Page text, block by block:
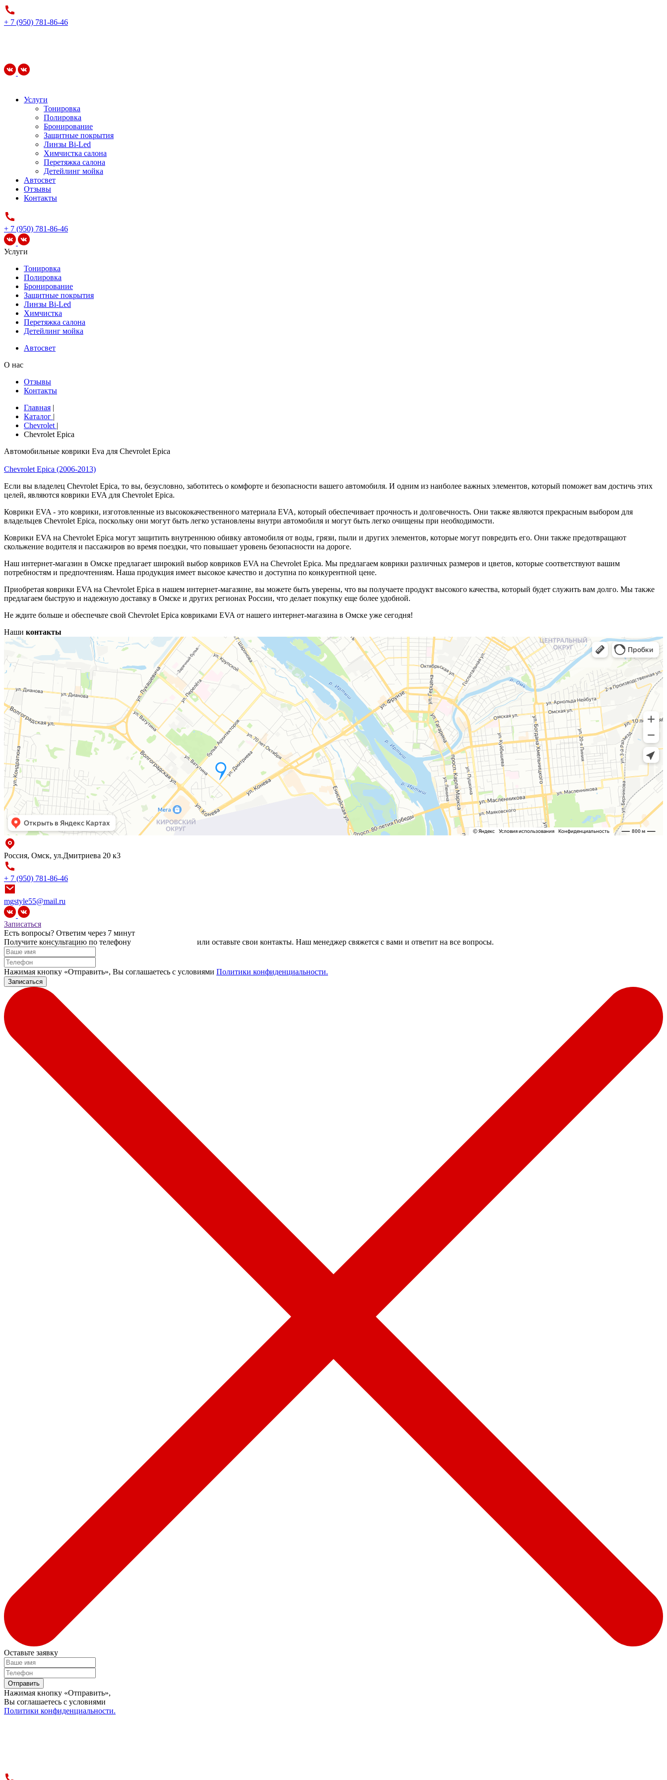
+ 7 (950) 781-86-46
Услуги
Тонировка
Полировка
Бронирование
Защитные покрытия
Линзы Bi-Led
Химчистка салона
Перетяжка салона
Детейлинг мойка
Автосвет
Отзывы
Контакты
+ 7 (950) 781-86-46
Услуги
Тонировка
Полировка
Бронирование
Защитные покрытия
Линзы Bi-Led
Химчистка
Перетяжка салона
Детейлинг мойка
Автосвет
О нас
Отзывы
Контакты
Главная |
Каталог |
Chevrolet |
Chevrolet Epica
Автомобильные коврики Eva для Chevrolet Epica
Chevrolet Epica (2006-2013)
Если вы владелец Chevrolet Epica, то вы, безусловно, заботитесь о комфорте и безопасности вашего автомобиля. И одним из наиболее важных элементов, который поможет вам достичь этих
целей, являются коврики EVA для Chevrolet Epica.
Коврики EVA - это коврики, изготовленные из высококачественного материала EVA, который обеспечивает прочность и долговечность. Они также являются прекрасным выбором для
владельцев Chevrolet Epica, поскольку они могут быть легко установлены внутри автомобиля и могут быть легко очищены при необходимости.
Коврики EVA на Chevrolet Epica могут защитить внутреннюю обивку автомобиля от воды, грязи, пыли и других элементов, которые могут повредить его. Они также предотвращают
скольжение водителя и пассажиров во время поездки, что повышает уровень безопасности на дороге.
Наш интернет-магазин в Омске предлагает широкий выбор ковриков EVA на Chevrolet Epica. Мы предлагаем коврики различных размеров и цветов, которые соответствуют вашим
потребностям и предпочтениям. Наша продукция имеет высокое качество и доступна по конкурентной цене.
Приобретая коврики EVA на Chevrolet Epica в нашем интернет-магазине, вы можете быть уверены, что вы получаете продукт высокого качества, который будет служить вам долго. Мы также
предлагаем быструю и надежную доставку в Омске и других регионах России, что делает покупку еще более удобной.
Не ждите больше и обеспечьте свой Chevrolet Epica ковриками EVA от нашего интернет-магазина в Омске уже сегодня!
Наши контакты
Россия, Омск, ул.Дмитриева 20 к3
+ 7 (950) 781-86-46
mgstyle55@mail.ru
Записаться
Есть вопросы? Ответим через 7 минут
Получите консультацию по телефону
или оставьте свои контакты. Наш менеджер свяжется с вами и ответит на все вопросы.
Нажимая кнопку «Отправить», Вы соглашаетесь c условиями Политики конфиденциальности.
Записаться
Оставьте заявку
Отправить
Нажимая кнопку «Отправить»,
Вы соглашаетесь c условиями
Политики конфиденциальности.